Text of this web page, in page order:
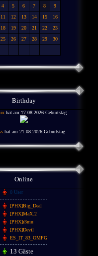
4 5 6 7 8
9
11 12 13 14 15
16
18 19 20 21 22
23
25 26 27 28 29
30
Birthday
hat am 17.08.2026 Geburtstag
hat am 21.08.2026 Geburtstag
Online
0 User
[PHX]Big_Deal
[PHX]MaX.2
[PHX]r3mu
[PHX]Devil
ES_IT_83_OMPG
13 Gäste